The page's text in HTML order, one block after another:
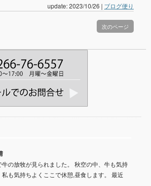
update: 2023/10/26 | ブログ便り
次のページ
の放牧が見られました。 秋空の中、牛も気持
も気持ちよくここで休憩,昼食します。 最近